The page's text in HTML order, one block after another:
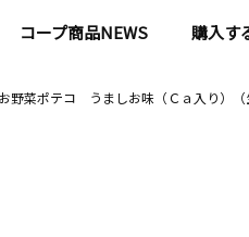
コープ商品NEWS 購入す
野菜ポテコ うましお味（Ｃａ入り）